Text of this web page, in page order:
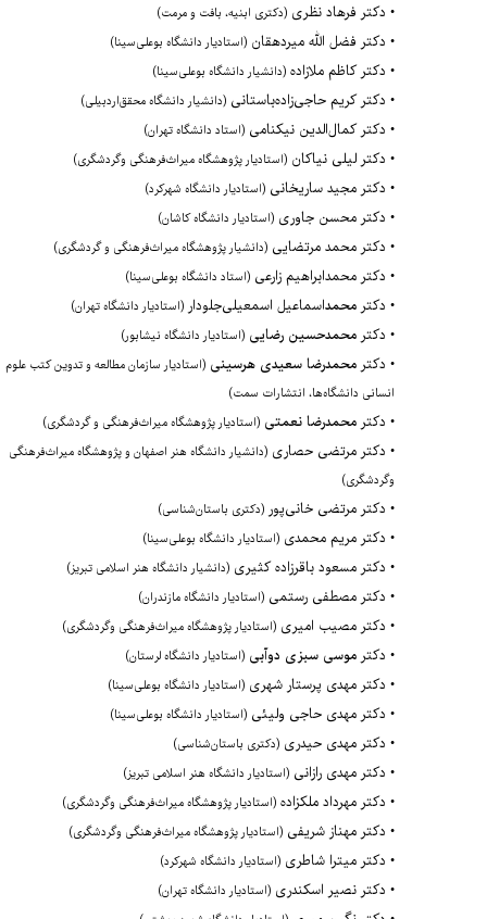
دکتر فرهاد نظری(دکتری ابنیه، بافت و مرمت)
دکترفضل الله میردهقان(استادیار دانشگاه بوعلی‌سینا)
دکتر کاظم ملازاده(دانشیار دانشگاه بوعلی‌سینا)
دکتر کریم حاجی‌زاده‌باستانی(دانشیار دانشگاه محقق‌اردبیلی)
دکتر کمال‌الدین نیکنامی(استاد دانشگاه تهران)
دکتر لیلی نیاکان(استادیار پژوهشگاه میراث‌فرهنگی وگردشگری)
دکترمجید ساریخانی(استادیار دانشگاه شهرکرد)
دکترمحسن جاوری(استادیار دانشگاه کاشان)
دکتر محمد مرتضایی(دانشیار پژوهشگاه میراث‌فرهنگی و گردشگری)
دکتر محمدابراهیم زارعی(استاد دانشگاه بوعلی‌سینا)
دکترمحمداسماعیل اسمعیلی‌جلودار(استادیار دانشگاه تهران)
دکترمحمدحسین رضایی(استادیار دانشگاه نیشابور)
دکترمحمدرضا سعیدی هرسینی(استادیار سازمان مطالعه و تدوین کتب علوم
انسانی دانشگاه‌ها، انتشارات سمت)
دکترمحمدرضا نعمتی(استادیار پژوهشگاه میراث‌فرهنگی و گردشگری)
دکتر مرتضی حصاری(دانشیار دانشگاه هنر اصفهان و پژوهشگاه میراث‌فرهنگی
وگردشگری)
دکتر مرتضی خانی‌پور(دکتری باستان‌شناسی)
دکتر مریم محمدی(استادیار دانشگاه بوعلی‌سینا)
دکتر مسعود باقرزاده کثیری(دانشیار دانشگاه هنر اسلامی تبریز)
دکتر مصطفی رستمی(استادیار دانشگاه مازندران)
دکتر مصیب امیری(استادیار پژوهشگاه میراث‌فرهنگی وگردشگری)
دکترموسی سبزی دوآبی(استادیار دانشگاه لرستان)
دکترمهدی پرستار شهری(استادیار دانشگاه بوعلی‌سینا)
دکترمهدی حاجی ولیئی(استادیار دانشگاه بوعلی‌سینا)
دکتر مهدی حیدری(دکتری باستان‌شناسی)
دکترمهدی رازانی(استادیار دانشگاه هنر اسلامی تبریز)
دکترمهرداد ملکزاده(استادیار پژوهشگاه میراث‌فرهنگی وگردشگری)
دکتر مهناز شریفی(استادیار پژوهشگاه میراث‌فرهنگی وگردشگری)
دکترمیترا شاطری(استادیار دانشگاه شهرکرد)
دکتر نصیر اسکندری(استادیار دانشگاه تهران)